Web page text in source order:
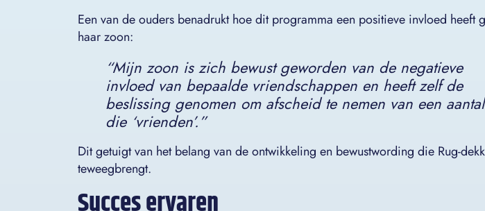
Een van de ouders benadrukt hoe dit programma een positieve invloed heeft
haar zoon:
“Mijn zoon is zich bewust geworden van de negatieve
invloed van bepaalde vriendschappen en heeft zelf de
beslissing genomen om afscheid te nemen van een
die ‘vrienden’.”
Dit getuigt van het belang van de ontwikkeling en bewustwording die Rug-
teweegbrengt.